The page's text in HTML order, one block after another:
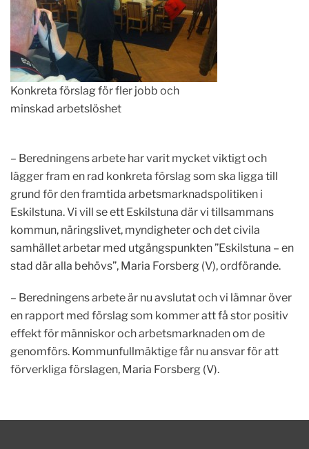
Konkreta förslag för fler jobb och
minskad arbetslöshet
– Beredningens arbete har varit mycket viktigt och
lägger fram en rad konkreta förslag som ska ligga till
grund för den framtida arbetsmarknadspolitiken i
Eskilstuna. Vi vill se ett Eskilstuna där vi tillsammans
kommun, näringslivet, myndigheter och det civila
samhället arbetar med utgångspunkten ”Eskilstuna – en
stad där alla behövs”, Maria Forsberg (V), ordförande.
– Beredningens arbete är nu avslutat och vi lämnar över
en rapport med förslag som kommer att få stor positiv
effekt för människor och arbetsmarknaden om de
genomförs. Kommunfullmäktige får nu ansvar för att
förverkliga förslagen, Maria Forsberg (V).